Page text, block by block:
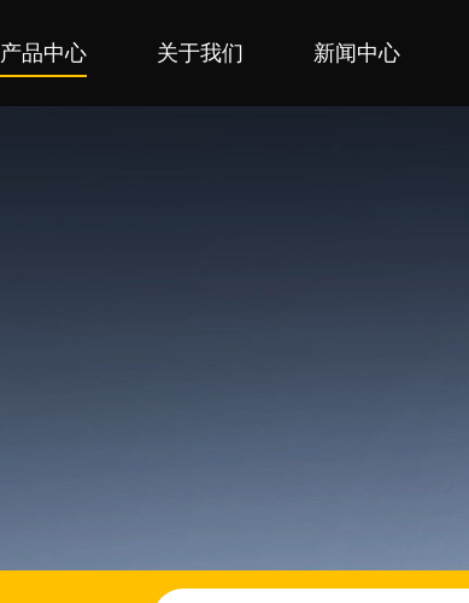
产品中心 关于我们 新闻中心